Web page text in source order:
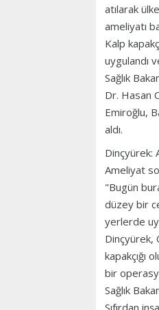
atılarak
ameliyatı
Kalp
uygulandı
Sağlık
Dr. Hasan
Emiroğlu,
aldı.
Dinçyürek:
Ameliyat
"Bugün
düzey bir
yerlerde
Dinçyürek,
kapakçığı
bir
Sağlık